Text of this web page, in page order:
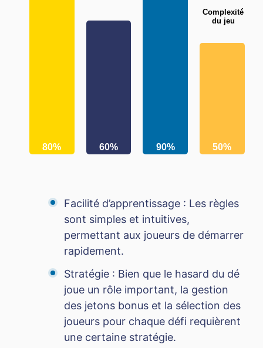
80% 60% 90% 50%
Complexité
du jeu
Facilité d’apprentissage : Les règles
sont simples et intuitives,
permettant aux joueurs de démarrer
rapidement.
Stratégie : Bien que le hasard du dé
joue un rôle important, la gestion
des jetons bonus et la sélection des
joueurs pour chaque défi requièrent
une certaine stratégie.